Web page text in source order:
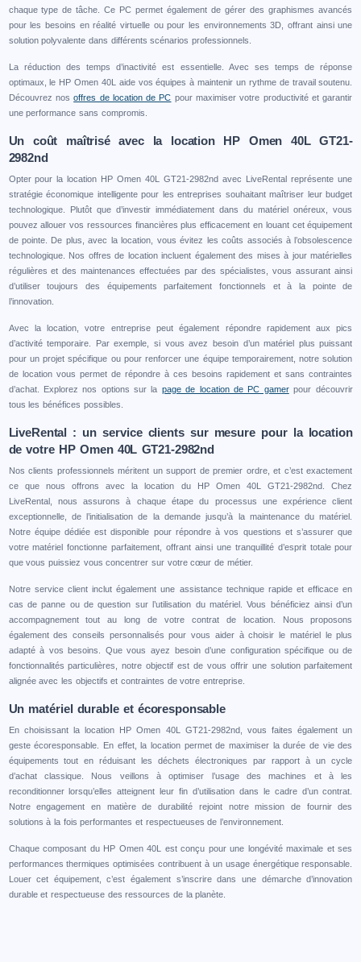
chaque type de tâche. Ce PC permet également de gérer des graphismes avancés
pour les besoins en réalité virtuelle ou pour les environnements 3D, offrant ainsi une
solution polyvalente dans différents scénarios professionnels.
La réduction des temps d’inactivité est essentielle. Avec ses temps de réponse
optimaux, le HP Omen 40L aide vos équipes à maintenir un rythme de travail soutenu.
Découvrez nosoffres de location de PC pour maximiser votre productivité et garantir
une performance sans compromis.
Un coût maîtrisé avec la location HP Omen 40L GT21-
2982nd
Opter pour la location HP Omen 40L GT21-2982nd avec LiveRental représente une
stratégie économique intelligente pour les entreprises souhaitant maîtriser leur budget
technologique. Plutôt que d’investir immédiatement dans du matériel onéreux, vous
pouvez allouer vos ressources financières plus efficacement en louant cet équipement
de pointe. De plus, avec la location, vous évitez les coûts associés à l’obsolescence
technologique. Nos offres de location incluent également des mises à jour matérielles
régulières et des maintenances effectuées par des spécialistes, vous assurant ainsi
d’utiliser toujours des équipements parfaitement fonctionnels et à la pointe de
l’innovation.
Avec la location, votre entreprise peut également répondre rapidement aux pics
d’activité temporaire. Par exemple, si vous avez besoin d’un matériel plus puissant
pour un projet spécifique ou pour renforcer une équipe temporairement, notre solution
de location vous permet de répondre à ces besoins rapidement et sans contraintes
d’achat. Explorez nos options sur la page de location de PC gamerpour découvrir
tous les bénéfices possibles.
LiveRental : un service clients sur mesure pour la location
de votre HP Omen 40L GT21-2982nd
Nos clients professionnels méritent un support de premier ordre, et c’est exactement
ce que nous offrons avec la location du HP Omen 40L GT21-2982nd. Chez
LiveRental, nous assurons à chaque étape du processus une expérience client
exceptionnelle, de l’initialisation de la demande jusqu’à la maintenance du matériel.
Notre équipe dédiée est disponible pour répondre à vos questions et s’assurer que
votre matériel fonctionne parfaitement, offrant ainsi une tranquillité d’esprit totale pour
que vous puissiez vous concentrer sur votre cœur de métier.
Notre service client inclut également une assistance technique rapide et efficace en
cas de panne ou de question sur l’utilisation du matériel. Vous bénéficiez ainsi d’un
accompagnement tout au long de votre contrat de location. Nous proposons
également des conseils personnalisés pour vous aider à choisir le matériel le plus
adapté à vos besoins. Que vous ayez besoin d’une configuration spécifique ou de
fonctionnalités particulières, notre objectif est de vous offrir une solution parfaitement
alignée avec les objectifs et contraintes de votre entreprise.
Un matériel durable et écoresponsable
En choisissant la location HP Omen 40L GT21-2982nd, vous faites également un
geste écoresponsable. En effet, la location permet de maximiser la durée de vie des
équipements tout en réduisant les déchets électroniques par rapport à un cycle
d’achat classique. Nous veillons à optimiser l’usage des machines et à les
reconditionner lorsqu’elles atteignent leur fin d’utilisation dans le cadre d’un contrat.
Notre engagement en matière de durabilité rejoint notre mission de fournir des
solutions à la fois performantes et respectueuses de l’environnement.
Chaque composant du HP Omen 40L est conçu pour une longévité maximale et ses
performances thermiques optimisées contribuent à un usage énergétique responsable.
Louer cet équipement, c’est également s’inscrire dans une démarche d’innovation
durable et respectueuse des ressources de la planète.